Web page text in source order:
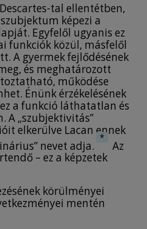
tal ellentétben,
képezi a
Egyfelől ugyanis ez
funkciók közül, másfelől
A gyermek fejlődésének
és meghatározott
működése
Énünk érzékelésének
a funkció láthatatlan és
A „szubjektivitás”
elkerülve Lacan ennek
nevet adja.
*
Az
– ez a képzetek
körülményei
mentén